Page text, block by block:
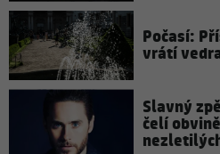
Počasí:
vrátí
Slavný
čelí